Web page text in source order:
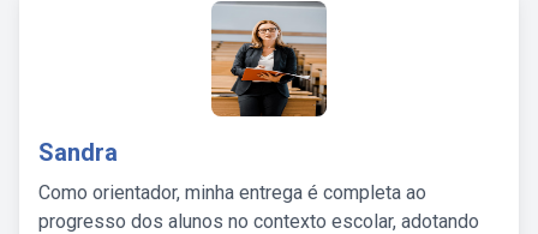
Sandra
Como orientador, minha entrega é completa ao
progresso dos alunos no contexto escolar, adotando